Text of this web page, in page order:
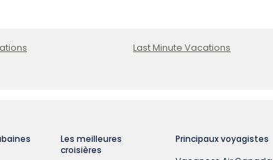
Last Minute Vacations
Les meilleures
croisières
Principaux voyagistes